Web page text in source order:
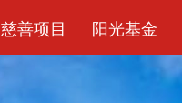
慈善项目 阳光基金